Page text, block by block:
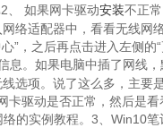
2、 如果网卡驱动安装不正
络适配器中，看看无线网
”，之后再点击进入左侧的
息。如果电脑中插了网线
选项。说了这么多，主要
驱动是否正常，然后是
的实例教程。3、Win10笔